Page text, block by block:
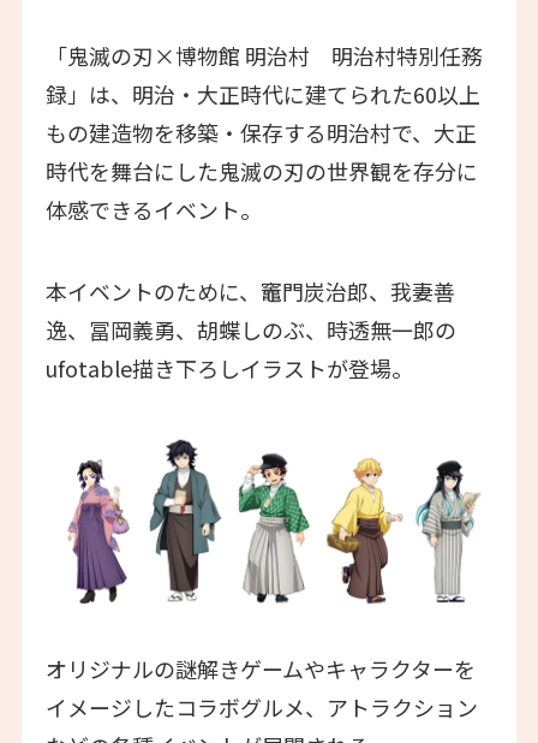
「鬼滅の刃×博物館 明治村 明治村特別任務
録」は、明治・大正時代に建てられた60以上
もの建造物を移築・保存する明治村で、大正
時代を舞台にした鬼滅の刃の世界観を存分に
体感できるイベント。
本イベントのために、竈門炭治郎、我妻善
逸、冨岡義勇、胡蝶しのぶ、時透無一郎の
ufotable描き下ろしイラストが登場。
オリジナルの謎解きゲームやキャラクターを
イメージしたコラボグルメ、アトラクション